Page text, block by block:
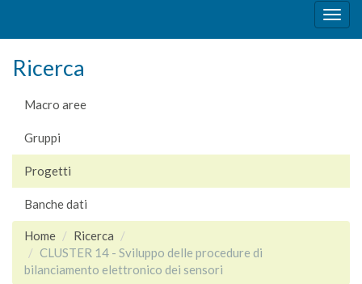
Ricerca
Macro aree
Gruppi
Progetti
Banche dati
Home
Ricerca
CLUSTER 14 - Sviluppo delle procedure di
bilanciamento elettronico dei sensori